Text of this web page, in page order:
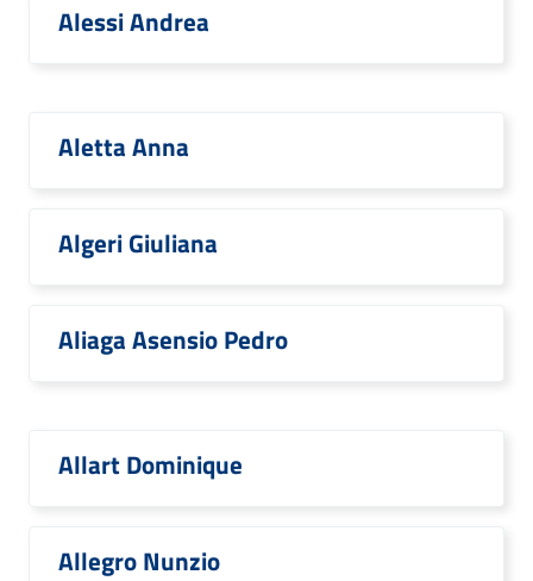
Alessi Andrea
Aletta Anna
Algeri Giuliana
Aliaga Asensio Pedro
Allart Dominique
Allegro Nunzio